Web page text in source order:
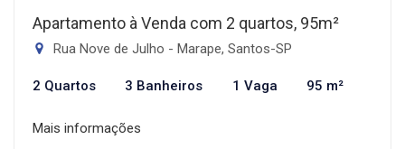
Apartamento à Venda com 2 quartos, 95m²
Rua Nove de Julho - Marape, Santos-SP
2 Quartos 3 Banheiros 1 Vaga 95 m²
Mais informações